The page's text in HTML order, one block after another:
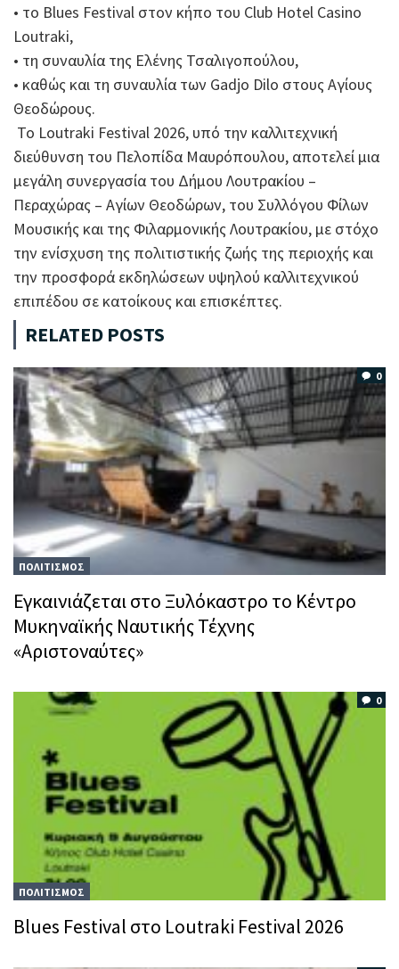
• το Blues Festival στον κήπο του Club Hotel Casino
Loutraki,
• τη συναυλία της Ελένης Τσαλιγοπούλου,
• καθώς και τη συναυλία των Gadjo Dilo στους Αγίους
Θεοδώρους.
Το Loutraki Festival 2026, υπό την καλλιτεχνική
διεύθυνση του Πελοπίδα Μαυρόπουλου, αποτελεί μια
μεγάλη συνεργασία του Δήμου Λουτρακίου –
Περαχώρας – Αγίων Θεοδώρων, του Συλλόγου Φίλων
Μουσικής και της Φιλαρμονικής Λουτρακίου, με στόχο
την ενίσχυση της πολιτιστικής ζωής της περιοχής και
την προσφορά εκδηλώσεων υψηλού καλλιτεχνικού
επιπέδου σε κατοίκους και επισκέπτες.
RELATED POSTS
0
ΠΟΛΙΤΙΣΜΟΣ
Εγκαινιάζεται στο Ξυλόκαστρο το Κέντρο
Μυκηναϊκής Ναυτικής Τέχνης
«Αριστοναύτες»
0
ΠΟΛΙΤΙΣΜΟΣ
Blues Festival στο Loutraki Festival 2026